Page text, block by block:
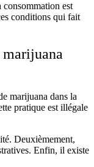
consommation est
conditions qui fait
marijuana
marijuana dans la
pratique est illégale
Deuxièmement,
Enfin, il existe